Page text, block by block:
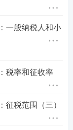
一般纳税人和小
税率和征收率
征税范围（三）